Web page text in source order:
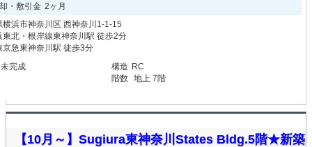
・敷引金 2ヶ月
横浜市神奈川区 西神奈川1-1-15
東北・根岸線東神奈川駅 徒歩2分
京急東神奈川駅 徒歩3分
完成
構造 RC
階数 地上 7階
【10月～】Sugiura東神奈川States Bldg.5階★新築